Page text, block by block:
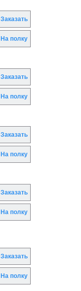
Заказать
На полку
Заказать
На полку
Заказать
На полку
Заказать
На полку
Заказать
На полку